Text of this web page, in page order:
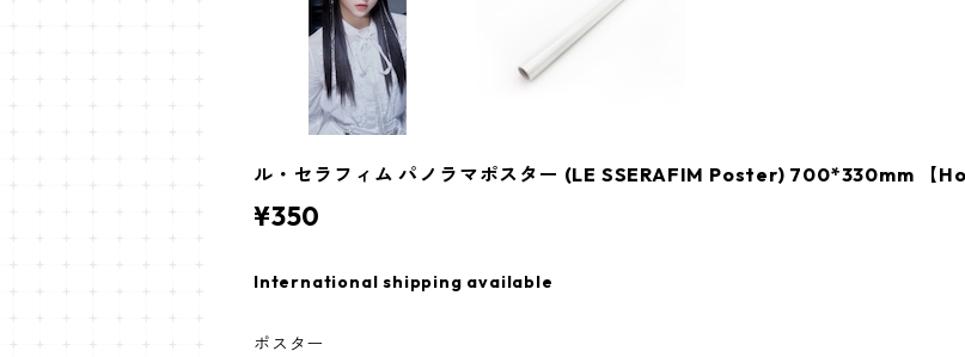
ル・セラフィム パノラマポスター (LE SSERAFIM Poster) 700*330mm 【
¥350
International shipping available
ポスター